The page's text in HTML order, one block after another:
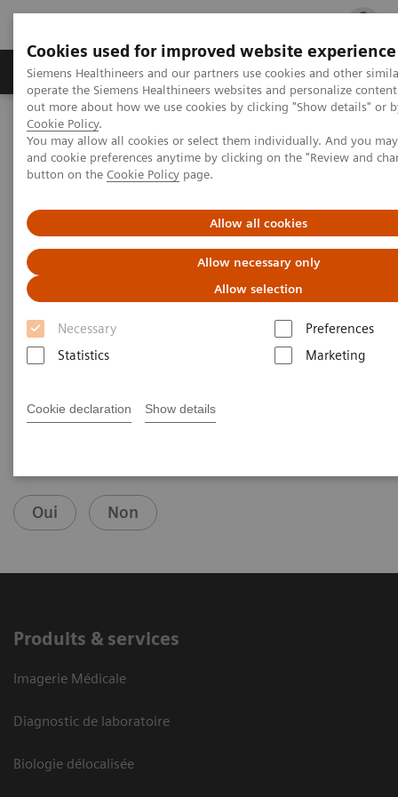
Cookies used for improved website experience
Siemens Healthineers and our partners use cookies and other
operate the Siemens Healthineers websites and personalize
out more about how we use cookies by clicking "Show details" or
Cookie Policy.
You may allow all cookies or select them individually. And you
and cookie preferences anytime by clicking on the "Review and
button on the Cookie Policy page.
Allow all cookies
Allow necessary only
Allow selection
Necessary
Preferences
Statistics
Marketing
Cookie declaration Show details
Produits & services Support & formations
Accueil Actualités et événements
Masterclass imagerie
Inscription sur la liste de diffusion
Masterclass imagerie
Inscription sur la liste de diffusion
diffusion ne veut pas signifier que vous êtes
inscrit aux Masterclass
Oui Non
Produits & services
Imagerie Médicale
Diagnostic de laboratoire
Biologie délocalisée